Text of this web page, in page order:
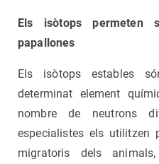
Els isòtops
papallones
Els isòtops estables
determinat element
nombre de neutrons
especialistes els utilitzen
migratoris dels